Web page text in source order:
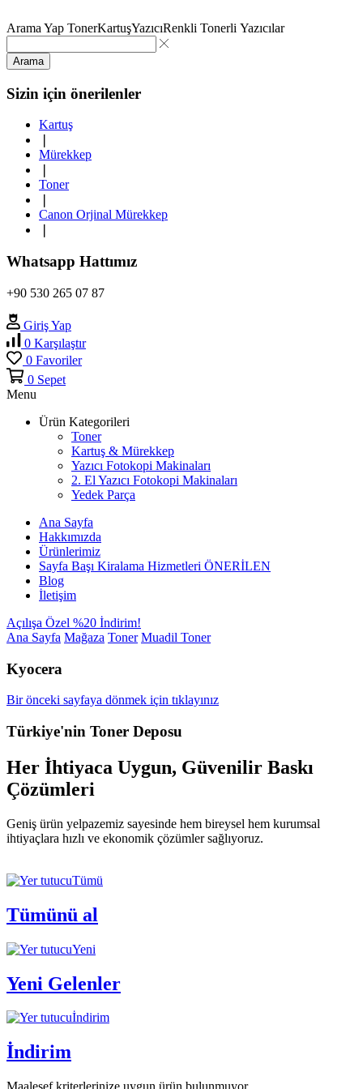
Arama Yap TonerKartuşYazıcıRenkli Tonerli Yazıcılar
Arama
Sizin için önerilenler
Kartuş
Mürekkep
Toner
Canon Orjinal Mürekkep
Whatsapp Hattımız
+90 530 265 07 87
Giriş Yap
0 Karşılaştır
0 Favoriler
0 Sepet
Menu
Ürün Kategorileri
Toner
Kartuş & Mürekkep
Yazıcı Fotokopi Makinaları
2. El Yazıcı Fotokopi Makinaları
Yedek Parça
Ana Sayfa
Hakkımızda
Ürünlerimiz
Sayfa Başı Kiralama Hizmetleri ÖNERİLEN
Blog
İletişim
Açılışa Özel %20 İndirim!
Ana Sayfa Mağaza Toner Muadil Toner
Kyocera
Bir önceki sayfaya dönmek için tıklayınız
Türkiye'nin Toner Deposu
Her İhtiyaca Uygun, Güvenilir Baskı
Çözümleri
Geniş ürün yelpazemiz sayesinde hem bireysel hem kurumsal
ihtiyaçlara hızlı ve ekonomik çözümler sağlıyoruz.
Tümü
Tümünü al
Yeni
Yeni Gelenler
İndirim
İndirim